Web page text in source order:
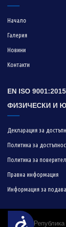
Достъпност
Начало
Галерия
Новини
Контакти
EN ISO
ФИЗИЧЕСКИ И
Декларация за
Политика за
Политика за
Правна информация
Информация за
© 2019